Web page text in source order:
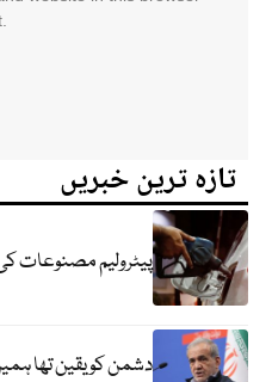
تازہ ترین خبریں
پیٹرولیم مصنوعات
دشمن کو یقین تھا